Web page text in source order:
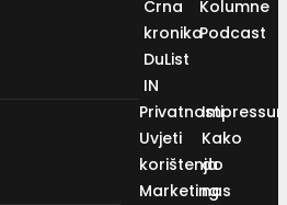
Crna
kronika
DuList
IN
Kolumne
Podcast
Privatnosti
Uvjeti
korištenja
Marketing
Kako
do
nas